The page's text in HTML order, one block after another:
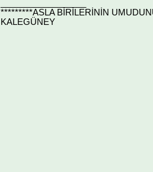
*********ASLA BİRİLERİNİN
KALEGÜNEY